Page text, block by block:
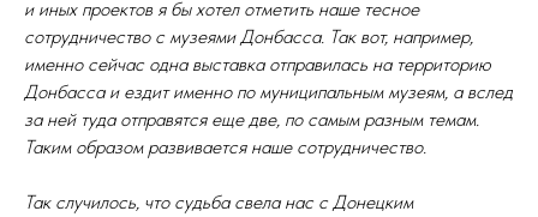
и иных проектов я бы хотел отметить наше тесное
сотрудничество с музеями Донбасса. Так вот, например,
именно сейчас одна выставка отправилась на территорию
Донбасса и ездит именно по муниципальным музеям, а вслед
за ней туда отправятся еще две, по самым разным темам.
Таким образом развивается наше сотрудничество.
Так случилось, что судьба свела нас с Донецким